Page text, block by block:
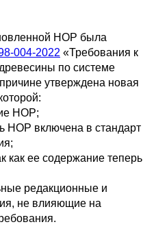
НОР была
004-2022 «Требования к
по системе
утверждена новая
НОР;
НОР включена в стандарт
как ее содержание теперь
редакционные и
не влияющие на